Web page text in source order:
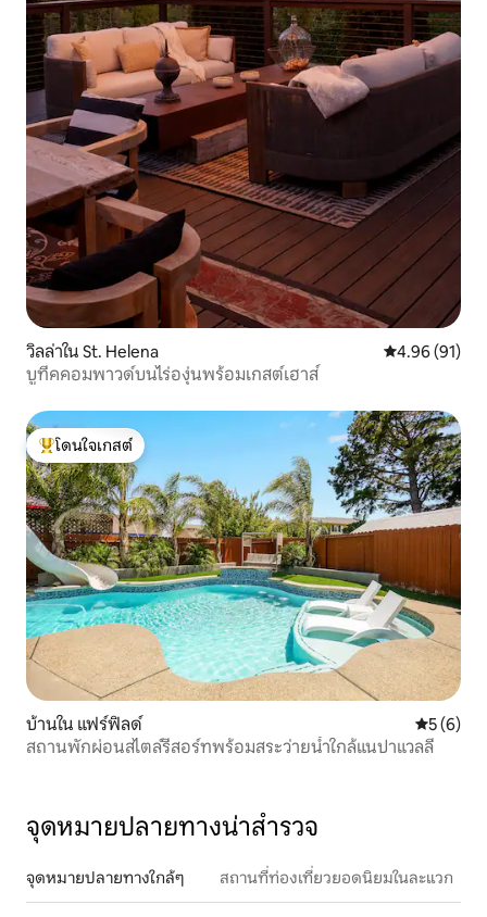
วิลล่าใน St. Helena คะแนนเฉลี่ย
4.96 (91)
บูทีคคอมพาวด์บนไร่องุ่นพร้อมเกสต์เฮาส์
โดนใจเกสต์ที่สุด
โดนใจเกสต์
บ้านใน แฟร์ฟิลด์ คะแนนเฉ
5 (6)
สถานพักผ่อนสไตล์รีสอร์ทพร้อมสระว่ายน้ำใกล้แนปาแวลลี
จุดหมายปลายทางน่าสำรวจ
จุดหมายปลายทางใกล้ๆ สถานที่ท่องเที่ยวยอดนิยมในละแวก